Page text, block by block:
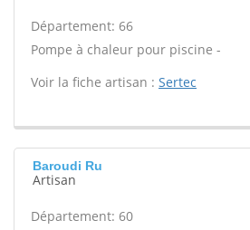
Département: 66
Pompe à chaleur pour piscine -
Voir la fiche artisan : Sertec
Baroudi Ru
Artisan
Département: 60